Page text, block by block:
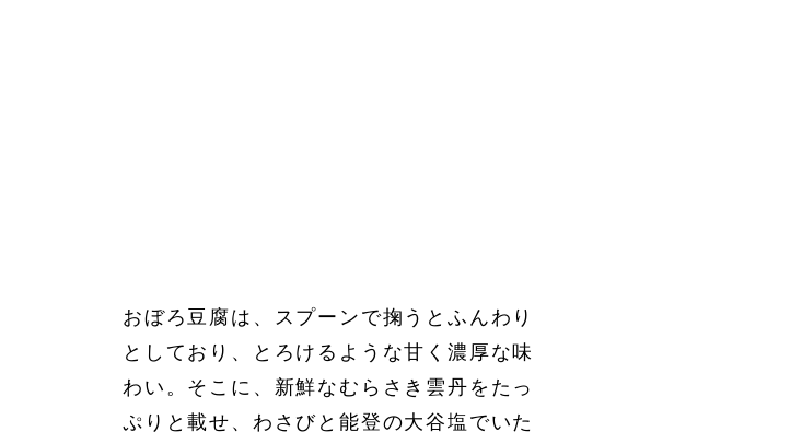
おぼろ豆腐は、スプーンで掬うとふんわり
としており、とろけるような甘く濃厚な味
わい。そこに、新鮮なむらさき雲丹をたっ
ぷりと載せ、わさびと能登の大谷塩でいた